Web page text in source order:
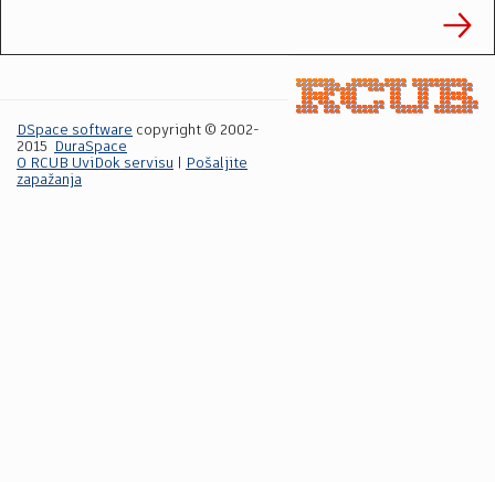
DSpace software copyright © 2002-
2015
DuraSpace
O RCUB UviDok servisu
Pošaljite
zapažanja